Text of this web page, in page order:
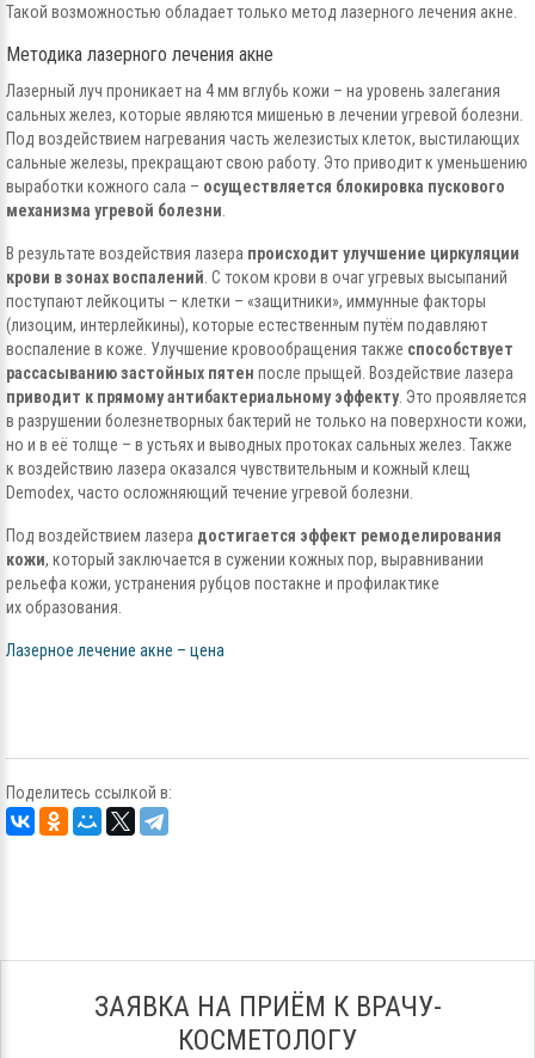
Такой возможностью обладает только метод лазерного лечения акне.
Методика лазерного лечения акне
Лазерный луч проникает на 4 мм вглубь кожи – на уровень залегания
сальных желез, которые являются мишенью в лечении угревой болезни.
Под воздействием нагревания часть железистых клеток, выстилающих
сальные железы, прекращают свою работу. Это приводит к уменьшению
выработки кожного сала – осуществляется блокировка пускового
механизма угревой болезни
В результате воздействия лазера происходит улучшение циркуляции
крови в зонах воспалений . С током крови в очаг угревых высыпаний
поступают лейкоциты – клетки – «защитники», иммунные факторы
(лизоцим, интерлейкины), которые естественным путём подавляют
воспаление в коже. Улучшение кровообращения также способствует
рассасыванию застойных пятен после прыщей. Воздействие лазера
приводит к прямому антибактериальному эффекту . Это проявляется
в разрушении болезнетворных бактерий не только на поверхности кожи,
но и в её толще – в устьях и выводных протоках сальных желез. Также
к воздействию лазера оказался чувствительным и кожный клещ
Demodex, часто осложняющий течение угревой болезни.
Под воздействием лазера достигается эффект ремоделирования
кожи, который заключается в сужении кожных пор, выравнивании
рельефа кожи, устранения рубцов постакне и профилактике
их образования.
Лазерное лечение акне – цена
Поделитесь ссылкой в:
ЗАЯВКА НА ПРИЁМ К ВРАЧУ-
КОСМЕТОЛОГУ